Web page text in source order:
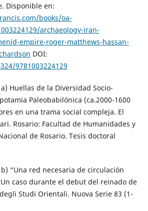
Disponible en:
books/oa-
archaeology-iran-
empire-roger-matthews-hassan-
DOI:
9781003224129
Huellas de la Diversidad Socio-
Paleobabilónica (ca.2000-1600
en una trama social compleja. El
Rosario: Facultad de Humanidades y
de Rosario. Tesis doctoral
“Una red necesaria de circulación
caso durante el debut del reinado de
Studi Orientali. Nuova Serie 83 (1-